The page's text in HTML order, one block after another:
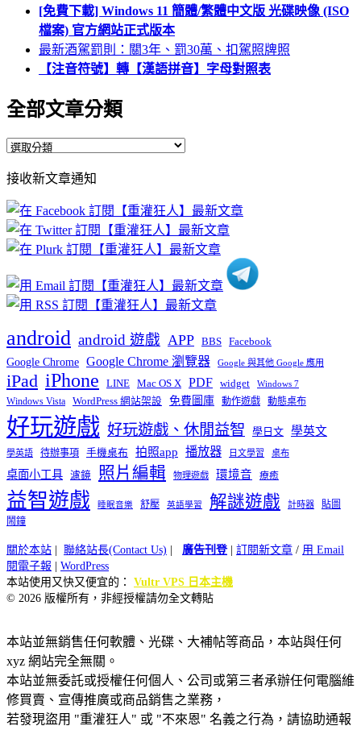
[免費下載] Windows 11 簡體/繁體中文版 光碟映像 (ISO
檔案) 官方網站正式版本
最新酒駕罰則：關3年、罰30萬、扣駕照牌照
【注音符號】轉【漢語拼音】字母對照表
全部文章分類
全
文
章
分
類
接收新文章通知
android android 遊戲 APP BBS Facebook
Google Chrome Google Chrome 瀏覽器 Google 與其他 Google 應用
iPad iPhone LINE Mac OS X PDF widget Windows 7
Windows Vista WordPress 網站架設 免費圖庫 動作遊戲 動態桌布
好玩遊戲 好玩遊戲、休閒益智 學日文 學英文
學英語 待辦事項 手機桌布 拍照app 播放器 日文學習 桌布
桌面小工具 濾鏡 照片編輯 物理遊戲 環境音 療癒
益智遊戲 睡眠音樂 舒壓 英語學習 解謎遊戲 計時器
貼圖
鬧鐘
關於本站 | 聯絡站長(Contact Us) | 廣告刊登| 訂閱新文章 / 用 Email
閱電子報 | WordPress
本站使用又快又便宜的： Vultr VPS 日本主機
© 2026 版權所有，非經授權請勿全文轉貼
本站並無銷售任何軟體、光碟、大補帖等商品，本站與任何
xyz 網站完全無關。
本站並無委託或授權任何個人、公司或第三者承辦任何電腦維
修買賣、宣傳推廣或商品銷售之業務，
若發現盜用 "重灌狂人" 或 "不來恩" 名義之行為，請協助通報